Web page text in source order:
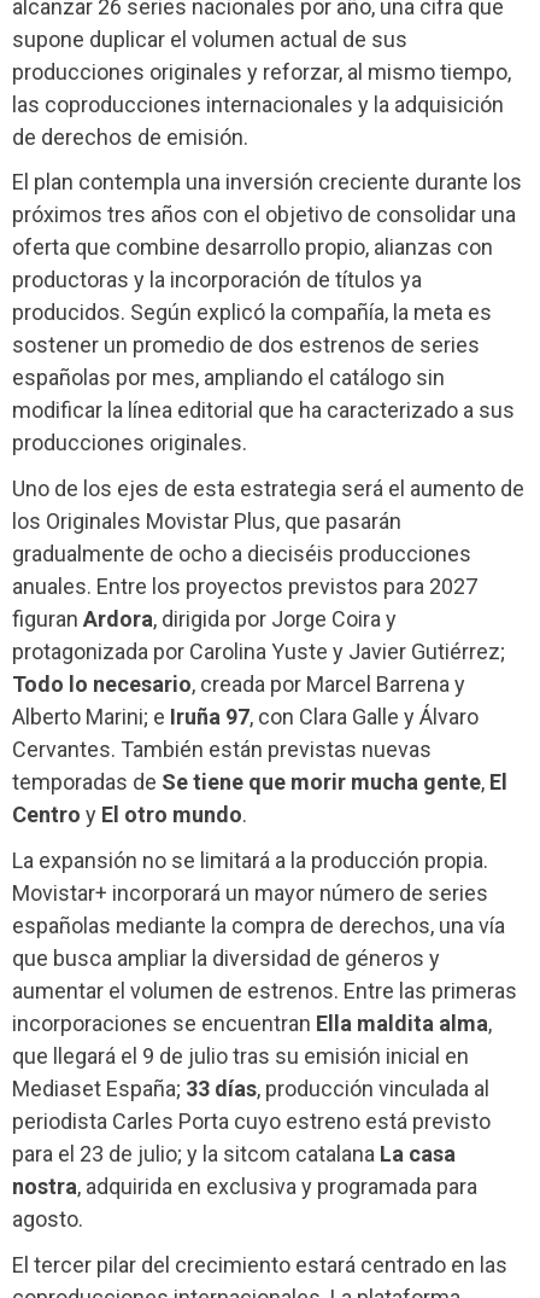
alcanzar 26 series nacionales por año, una cifra que
supone duplicar el volumen actual de sus
producciones originales y reforzar, al mismo tiempo,
las coproducciones internacionales y la adquisición
de derechos de emisión.
El plan contempla una inversión creciente durante los
próximos tres años con el objetivo de consolidar una
oferta que combine desarrollo propio, alianzas con
productoras y la incorporación de títulos ya
producidos. Según explicó la compañía, la meta es
sostener un promedio de dos estrenos de series
españolas por mes, ampliando el catálogo sin
modificar la línea editorial que ha caracterizado a sus
producciones originales.
Uno de los ejes de esta estrategia será el aumento de
los Originales Movistar Plus, que pasarán
gradualmente de ocho a dieciséis producciones
anuales. Entre los proyectos previstos para 2027
figuran Ardora, dirigida por Jorge Coira y
protagonizada por Carolina Yuste y Javier Gutiérrez;
Todo lo necesario, creada por Marcel Barrena y
Alberto Marini; e Iruña 97, con Clara Galle y Álvaro
Cervantes. También están previstas nuevas
temporadas de Se tiene que morir mucha gente, El
Centro y El otro mundo.
La expansión no se limitará a la producción propia.
Movistar+ incorporará un mayor número de series
españolas mediante la compra de derechos, una vía
que busca ampliar la diversidad de géneros y
aumentar el volumen de estrenos. Entre las primeras
incorporaciones se encuentran Ella maldita alma,
que llegará el 9 de julio tras su emisión inicial en
Mediaset España; 33 días, producción vinculada al
periodista Carles Porta cuyo estreno está previsto
para el 23 de julio; y la sitcom catalana La casa
nostra, adquirida en exclusiva y programada para
agosto.
El tercer pilar del crecimiento estará centrado en las